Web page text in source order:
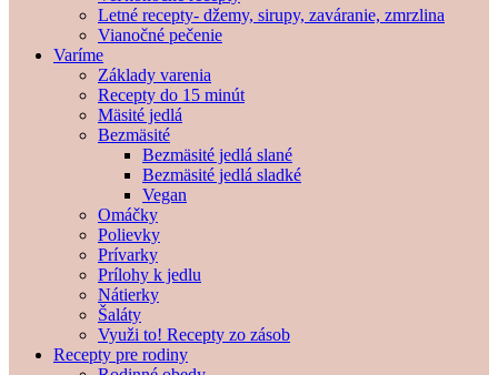
Letné recepty- džemy, sirupy, zaváranie, zmrzlina
Vianočné pečenie
Varíme
Základy varenia
Recepty do 15 minút
Mäsité jedlá
Bezmäsité
Bezmäsité jedlá slané
Bezmäsité jedlá sladké
Vegan
Omáčky
Polievky
Prívarky
Prílohy k jedlu
Nátierky
Šaláty
Využi to! Recepty zo zásob
Recepty pre rodiny